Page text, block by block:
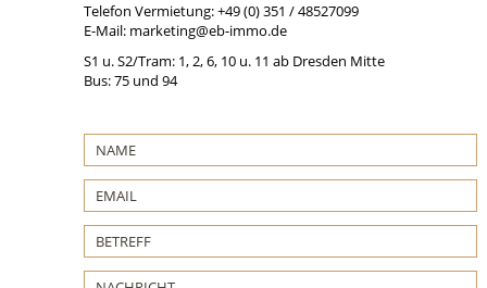
Telefon Vermietung: +49 (0) 351 / 48527099
E-Mail: marketing@eb-immo.de
S1 u. S2/Tram: 1, 2, 6, 10 u. 11 ab Dresden Mitte
Bus: 75 und 94
Bitte lasse dieses Feld leer.
Bitte lasse dieses Feld leer.